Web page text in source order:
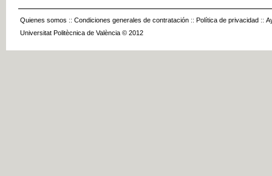
Quienes somos :: Condiciones generales de contratación :: Política de privacidad ::
Universitat Politècnica de València © 2012